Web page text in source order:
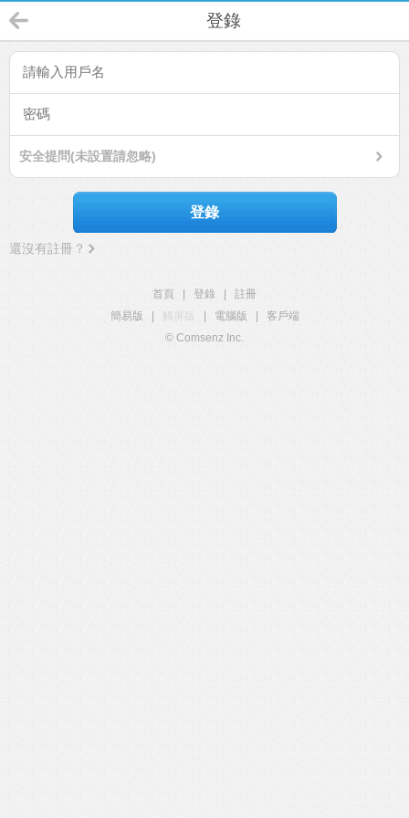
登錄
安全提問(未設置請忽略)
登錄
還沒有註冊？
首頁 登錄
註冊
簡易版
觸屏版 電腦版
客戶端
© Comsenz Inc.